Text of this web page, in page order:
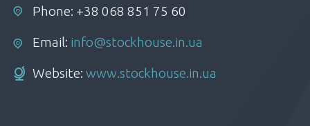
Phone: +38 068 851 75 60
Email: info@stockhouse.in.ua
Website: www.stockhouse.in.ua